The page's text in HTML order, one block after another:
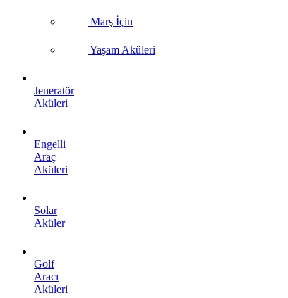
Marş İçin
Yaşam Aküleri
Jeneratör
Aküleri
Engelli
Araç
Aküleri
Solar
Aküler
Golf
Aracı
Aküleri